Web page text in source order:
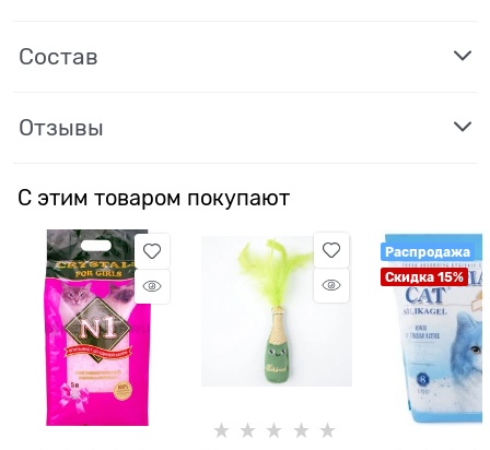
Состав
Отзывы
С этим товаром покупают
Распродажа
Скидка 15%